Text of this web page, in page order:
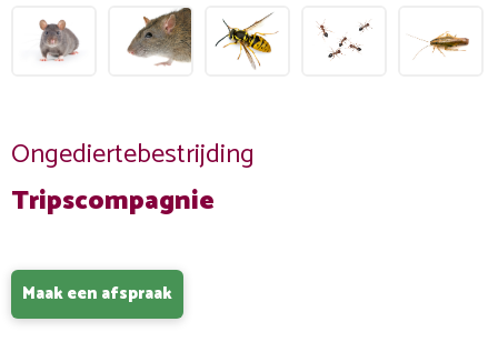
Ongediertebestrijding
Tripscompagnie
Maak een afspraak